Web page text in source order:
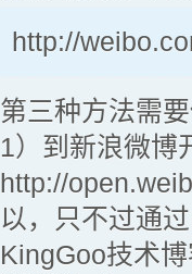
http://
第三种方法需
1）到新浪微博
http://
以，只不过通
KingGoo技术